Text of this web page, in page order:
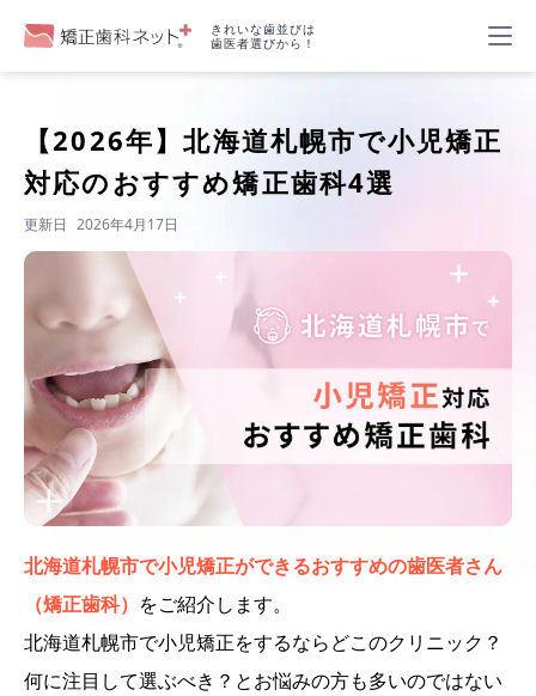
きれいな歯並びは
歯医者選びから！
【2026年】北海道札幌市で小児矯正
対応のおすすめ矯正歯科4選
更新日 2026年4月17日
北海道札幌市で小児矯正ができるおすすめの歯医者さん
（矯正歯科） をご紹介します。
北海道札幌市で小児矯正をするならどこのクリニック？
何に注目して選ぶべき？とお悩みの方も多いのではない